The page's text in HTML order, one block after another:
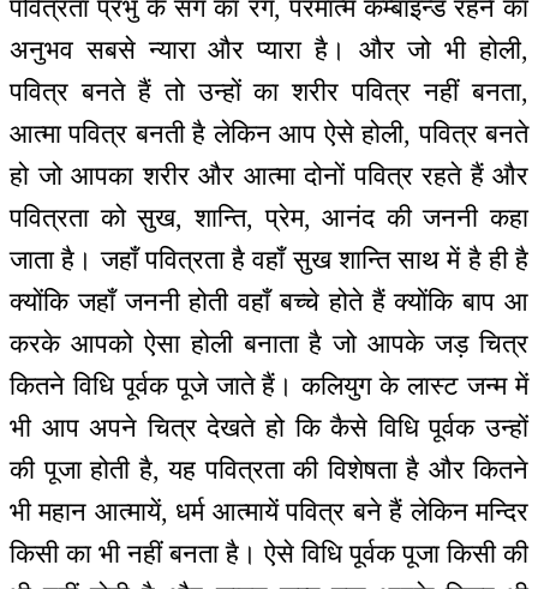
पवित्रता प्रभु के संग का रंग, परमात्म कम्बाइन्ड रहने का
अनुभव सबसे न्यारा और प्यारा है। और जो भी होली,
पवित्र बनते हैं तो उन्हों का शरीर पवित्र नहीं बनता,
आत्मा पवित्र बनती है लेकिन आप ऐसे होली, पवित्र बनते
हो जो आपका शरीर और आत्मा दोनों पवित्र रहते हैं और
पवित्रता को सुख, शान्ति, प्रेम, आनंद की जननी कहा
जाता है। जहाँ पवित्रता है वहाँ सुख शान्ति साथ में है ही है
क्योंकि जहाँ जननी होती वहाँ बच्चे होते हैं क्योंकि बाप आ
करके आपको ऐसा होली बनाता है जो आपके जड़ चित्र
कितने विधि पूर्वक पूजे जाते हैं। कलियुग के लास्ट जन्म में
भी आप अपने चित्र देखते हो कि कैसे विधि पूर्वक उन्हों
की पूजा होती है, यह पवित्रता की विशेषता है और कितने
भी महान आत्मायें, धर्म आत्मायें पवित्र बने हैं लेकिन मन्दिर
किसी का भी नहीं बनता है। ऐसे विधि पूर्वक पूजा किसी की